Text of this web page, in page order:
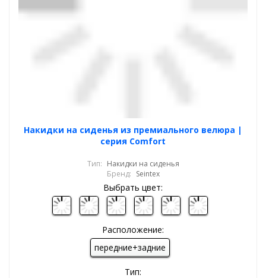
Накидки на сиденья из премиального велюра |
серия Comfort
Тип: Накидки на сиденья
Бренд: Seintex
Выбрать цвет:
Расположение:
передние+задние
Тип: